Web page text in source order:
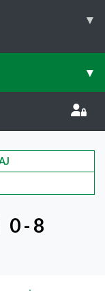
▾
▾
0 - 8